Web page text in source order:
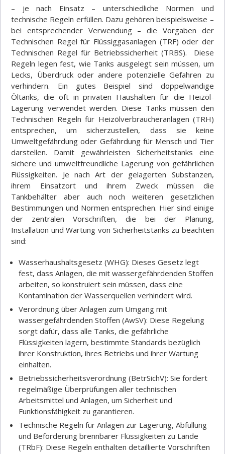
– je nach Einsatz – unterschiedliche Normen und
technische Regeln erfüllen. Dazu gehören beispielsweise –
bei entsprechender Verwendung – die Vorgaben der
Technischen Regel für Flüssiggasanlagen (TRF) oder der
Technischen Regel für Betriebssicherheit (TRBS). Diese
Regeln legen fest, wie Tanks ausgelegt sein müssen, um
Lecks, Überdruck oder andere potenzielle Gefahren zu
verhindern. Ein gutes Beispiel sind doppelwandige
Öltanks, die oft in privaten Haushalten für die Heizöl-
Lagerung verwendet werden. Diese Tanks müssen den
Technischen Regeln für Heizölverbraucheranlagen (TRH)
entsprechen, um sicherzustellen, dass sie keine
Umweltgefährdung oder Gefährdung für Mensch und Tier
darstellen. Damit gewährleisten Sicherheitstanks eine
sichere und umweltfreundliche Lagerung von gefährlichen
Flüssigkeiten. Je nach Art der gelagerten Substanzen,
ihrem Einsatzort und ihrem Zweck müssen die
Tankbehälter aber auch noch weiteren gesetzlichen
Bestimmungen und Normen entsprechen. Hier sind einige
der zentralen Vorschriften, die bei der Planung,
Installation und Wartung von Sicherheitstanks zu beachten
sind:
Wasserhaushaltsgesetz (WHG): Dieses Gesetz legt
fest, dass Anlagen, die mit wassergefährdenden Stoffen
arbeiten, so konstruiert sein müssen, dass eine
Kontamination der Wasserquellen verhindert wird.
Verordnung über Anlagen zum Umgang mit
wassergefährdenden Stoffen (AwSV): Diese Regelung
sorgt dafür, dass alle Tanks, die gefährliche
Flüssigkeiten lagern, bestimmte Standards bezüglich
ihrer Konstruktion, ihres Betriebs und ihrer Wartung
einhalten.
Betriebssicherheitsverordnung (BetrSichV): Sie fordert
regelmäßige Überprüfungen aller technischen
Arbeitsmittel und Anlagen, um Sicherheit und
Funktionsfähigkeit zu garantieren.
Technische Regeln für Anlagen zur Lagerung, Abfüllung
und Beförderung brennbarer Flüssigkeiten zu Lande
(TRbF): Diese Regeln enthalten detaillierte Vorschriften